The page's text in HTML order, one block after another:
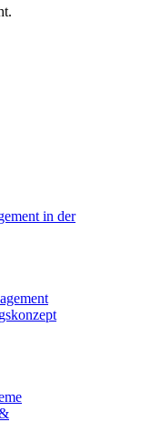
Besuchen Sie den B.
Portfolio.
wenn Sie aus
über den
mit Ihrer Idee.
in der